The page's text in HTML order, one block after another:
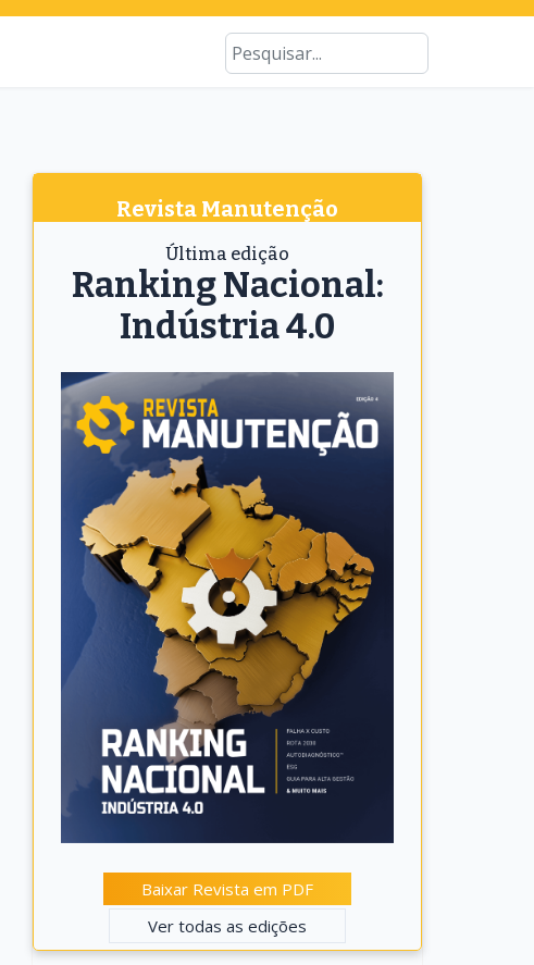
Revista Manutenção
Última edição
Ranking Nacional:
Indústria 4.0
Baixar Revista em PDF
Ver todas as edições